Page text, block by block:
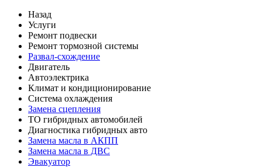
Назад
Услуги
Ремонт подвески
Ремонт тормозной системы
Развал-схождение
Двигатель
Автоэлектрика
Климат и кондиционирование
Система охлаждения
Замена сцепления
ТО гибридных автомобилей
Диагностика гибридных авто
Замена масла в АКПП
Замена масла в ДВС
Эвакуатор